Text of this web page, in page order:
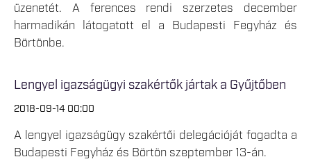
üzenetét. A ferences rendi szerzetes december
harmadikán látogatott el a Budapesti Fegyház és
Börtönbe.
Lengyel igazságügyi szakértők jártak a Gyűjtőben
2018-09-14 00:00
A lengyel igazságügy szakértői delegációját fogadta a
Budapesti Fegyház és Börtön szeptember 13-án.